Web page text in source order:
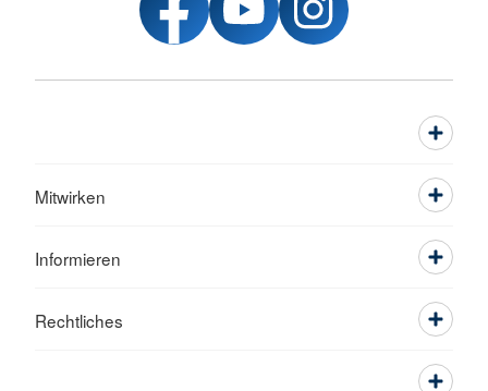
Mitwirken
Informieren
Rechtliches